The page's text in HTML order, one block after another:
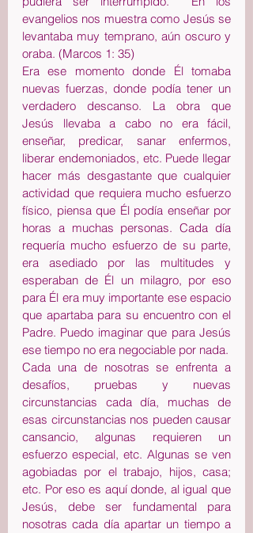
evangelios nos muestra como Jesús se
levantaba muy temprano, aún oscuro y
oraba. (Marcos 1: 35)
Era ese momento donde Él tomaba
nuevas fuerzas, donde podía tener un
verdadero descanso. La obra que
Jesús llevaba a cabo no era fácil,
enseñar, predicar, sanar enfermos,
liberar endemoniados, etc. Puede llegar
hacer más desgastante que cualquier
actividad que requiera mucho esfuerzo
físico, piensa que Él podía enseñar por
horas a muchas personas. Cada día
requería mucho esfuerzo de su parte,
era asediado por las multitudes y
esperaban de Él un milagro, por eso
para Él era muy importante ese espacio
que apartaba para su encuentro con el
Padre. Puedo imaginar que para Jesús
ese tiempo no era negociable por nada.
Cada una de nosotras se enfrenta a
desafíos, pruebas y nuevas
circunstancias cada día, muchas de
esas circunstancias nos pueden causar
cansancio, algunas requieren un
esfuerzo especial, etc. Algunas se ven
agobiadas por el trabajo, hijos, casa;
etc. Por eso es aquí donde, al igual que
Jesús, debe ser fundamental para
nosotras cada día apartar un tiempo a